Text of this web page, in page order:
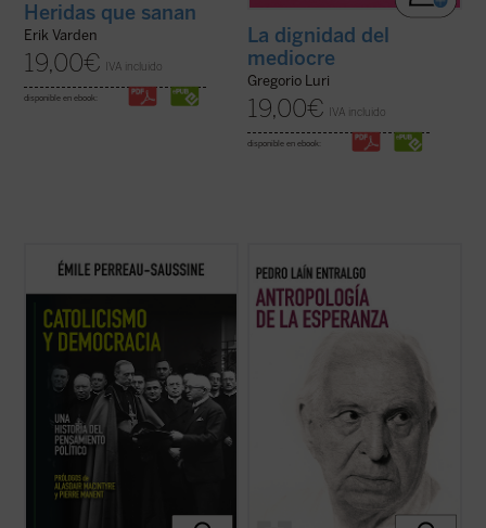
Heridas que sanan
Erik Varden
19,00€ IVA incluido
disponible en ebook:
La dignidad del
mediocre
Gregorio Luri
19,00€ IVA incluido
disponible en ebook:
Catolicismo y democracia
evolución del pensamiento político católico
Iglesia respondió a la democracia liberal,
un sistema para el que no ... (ver ficha)
de los motores fundamentales del ser
humano: la esperanza. A través de un
análisis profundo y accesible, el autor
explora cómo este concepto ha guiado
nuestra historia, desde sus raíces más ...